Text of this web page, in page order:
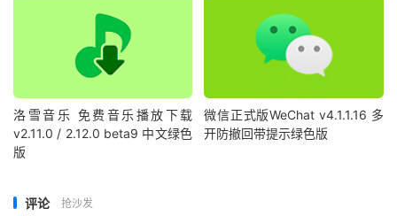
洛雪音乐 免费音乐播放下载
v2.11.0 / 2.12.0 beta9 中文绿色
版
微信正式版WeChat v4.1.1.16 多
开防撤回带提示绿色版
评论 抢沙发